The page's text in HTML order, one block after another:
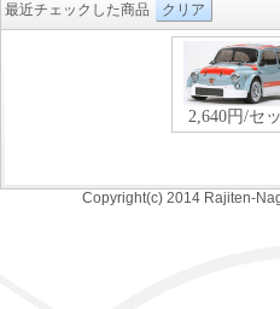
最近チェックした商品 クリア
Copyright(c) 2014 Rajiten-